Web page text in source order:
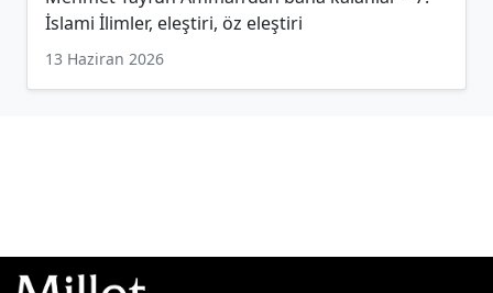
İslami İlimler, eleştiri, öz eleştiri
13 Haziran 2026